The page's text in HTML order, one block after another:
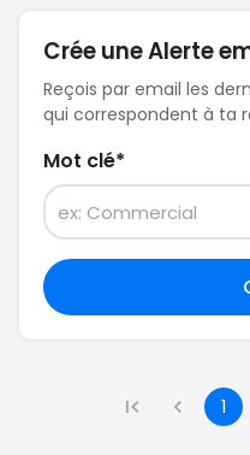
Crée une Alerte
Reçois par email les
qui correspondent à ta
Mot clé*
1